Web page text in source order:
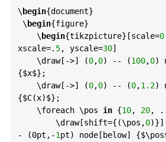
\ begin{document}
\ begin{figure}
    \
begin{tikzpicture}[scale=0
xscale=. 5, yscale=30]
    \
draw[->] (0,0) -- (100,0)
{$x$} ;
    \
draw[->] (0,0) -- (0,1.2)
{$C(x)$} ;
    \
foreach \pos in {10, 20,
        \
draw[shift={(\pos ,0
- (0pt ,-1pt) node[ below] {$\pos